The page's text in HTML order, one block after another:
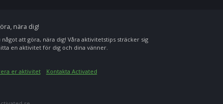
nära dig!
att göra, nära dig! Våra aktivitetstips sträcker sig
en aktivitet för dig och dina vänner.
er aktivitet Kontakta Activated